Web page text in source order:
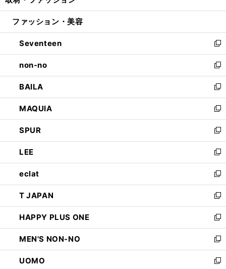
開
ウ
開
く
ン
ウ
で
開
く
ウ
ン
ド
ウ
で
開
く
ファッション・美容
Seventeen
新
し
い
ウ
ィ
ン
ド
ウ
で
開
く
non-no
新
し
い
ウ
ィ
ン
ド
ウ
で
開
く
BAILA
新
し
い
ウ
ィ
ン
ド
ウ
で
開
く
MAQUIA
新
し
い
ウ
ィ
ン
ド
ウ
で
開
く
SPUR
新
し
い
ウ
ィ
ン
ド
ウ
で
開
く
LEE
新
し
い
ウ
ィ
ン
ド
ウ
で
開
く
eclat
新
し
い
ウ
ィ
ン
ド
ウ
で
T JAPAN
新
し
い
ウ
ィ
ン
ド
HAPPY PLUS ONE
新
し
い
ウ
ィ
MEN'S NON-NO
新
し
い
UOMO
新